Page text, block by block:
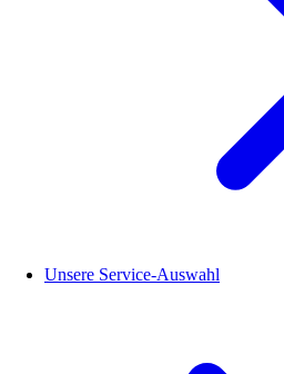
Unsere Service-Auswahl